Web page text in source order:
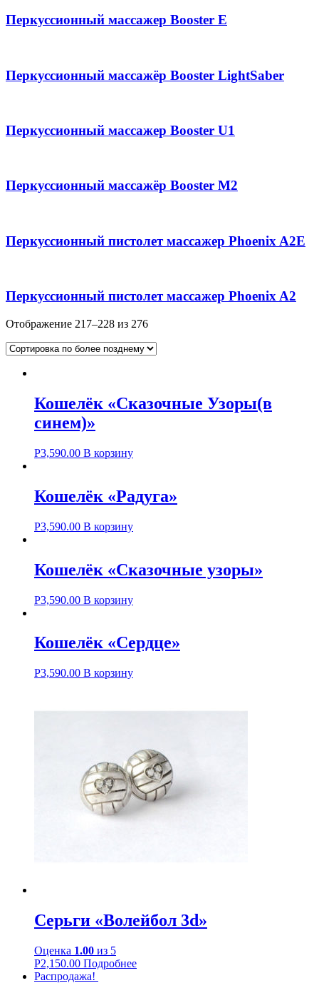
Перкуссионный массажер Booster E
Перкуссионный массажёр Booster LightSaber
Перкуссионный массажер Booster U1
Перкуссионный массажёр Booster M2
Перкуссионный пистолет массажер Phoenix A2E
Перкуссионный пистолет массажер Phoenix A2
Отображение 217–228 из 276
Кошелёк «Сказочные Узоры(в
синем)»
Р3,590.00 В корзину
Кошелёк «Радуга»
Р3,590.00 В корзину
Кошелёк «Сказочные узоры»
Р3,590.00 В корзину
Кошелёк «Сердце»
Р3,590.00 В корзину
Серьги «Волейбол 3d»
Оценка 1.00 из 5
Р2,150.00 Подробнее
Распродажа!